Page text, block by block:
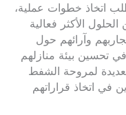
اتخاذ خطوات عملية،
الأكثر فعالية
وآرائهم حول
تحسين بيئة منازلهم
لمروحة الشفط
في اتخاذ قراراتهم